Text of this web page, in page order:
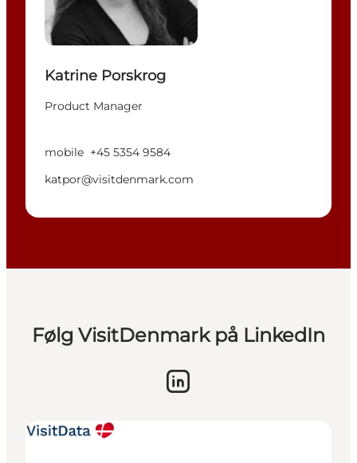
Katrine Porskrog
Product Manager
mobile +45 5354 9584
katpor@visitdenmark.com
Følg VisitDenmark på LinkedIn